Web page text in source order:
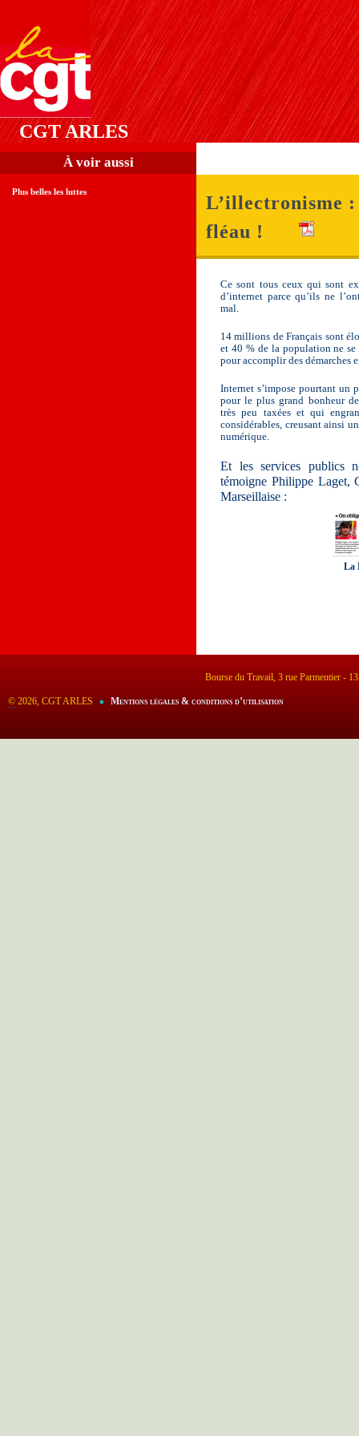
CGT ARLES
L’illectronisme :
fléau !
Ce sont tous ceux qui sont
d’internet parce qu’ils ne
mal.
14 millions de Français sont
et 40 % de la population ne se
pour accomplir des démarches
Internet s’impose pourtant un
pour le plus grand bonheur
très peu taxées et qui
considérables, creusant ainsi
numérique.
Et les services publics
témoigne Philippe Laget,
Marseillaise :
La
À voir aussi
Plus belles les luttes
Bourse du Travail, 3 rue Parmentier -
© 2026, CGT ARLES Mentions légales & conditions d’utilisation